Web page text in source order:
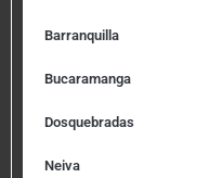
Barranquilla
Bucaramanga
Dosquebradas
Neiva